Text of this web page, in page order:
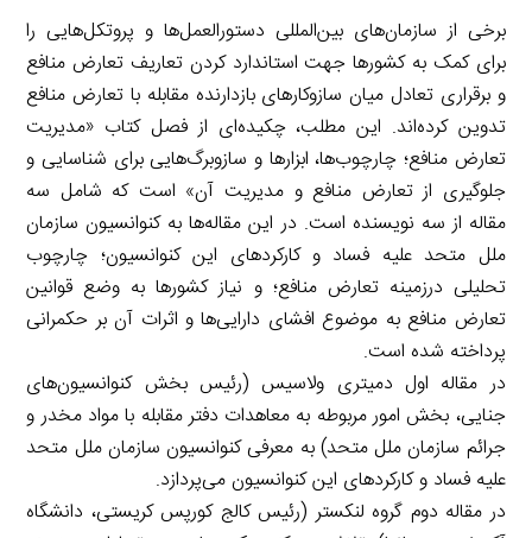
برخی از سازمان‌های بین‌المللی دستورالعمل‌ها و پروتکل‌هایی را
برای کمک به کشورها جهت استاندارد کردن تعاریف تعارض منافع
و برقراری تعادل میان سازوکارهای بازدارنده مقابله با تعارض منافع
تدوین کرده‌اند. این مطلب، چکیده‌ای از فصل کتاب «مدیریت
تعارض منافع؛ چارچوب‌ها، ابزارها و سازوبرگ‌هایی برای شناسایی و
جلوگیری از تعارض منافع و مدیریت آن» است که شامل سه
مقاله از سه نویسنده است. در این مقاله‌ها به کنوانسیون سازمان
ملل متحد علیه فساد و کارکردهای این کنوانسیون؛ چارچوب
تحلیلی درزمینه تعارض منافع؛ و نیاز کشورها به وضع قوانین
تعارض منافع به موضوع افشای دارایی‌ها و اثرات آن بر حکمرانی
پرداخته شده است.
در مقاله اول دمیتری ولاسیس (رئیس بخش کنوانسیون‌های
جنایی، بخش امور مربوطه به معاهدات دفتر مقابله با مواد مخدر و
جرائم سازمان ملل متحد) به معرفی کنوانسیون سازمان ملل متحد
علیه فساد و کارکردهای این کنوانسیون می‌پردازد.
در مقاله دوم گروه لنکستر (رئیس کالج کورپس کریستی، دانشگاه